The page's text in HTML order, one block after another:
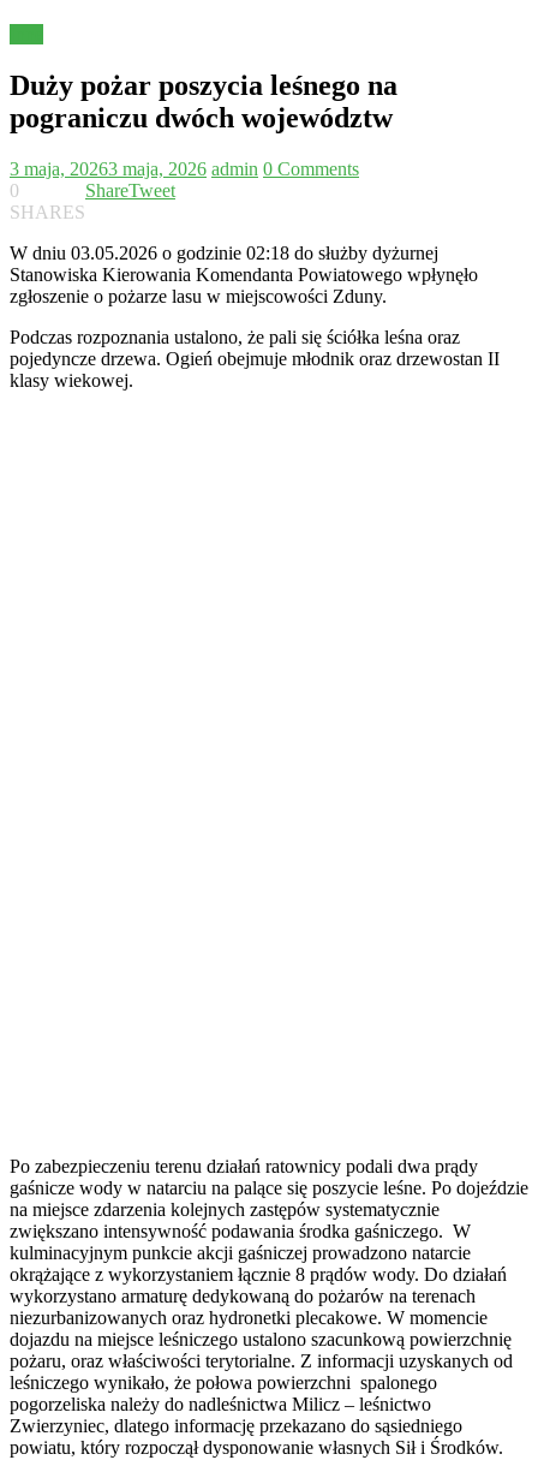
Duży pożar poszycia leśnego na
pograniczu dwóch województw
3 maja, 20263 maja, 2026 admin 0 Comments
0
SHARES
ShareTweet
W dniu 03.05.2026 o godzinie 02:18 do służby dyżurnej
Stanowiska Kierowania Komendanta Powiatowego wpłynęło
zgłoszenie o pożarze lasu w miejscowości Zduny.
Podczas rozpoznania ustalono, że pali się ściółka leśna oraz
pojedyncze drzewa. Ogień obejmuje młodnik oraz drzewostan II
klasy wiekowej.
Po zabezpieczeniu terenu działań ratownicy podali dwa prądy
gaśnicze wody w natarciu na palące się poszycie leśne. Po dojeździe
na miejsce zdarzenia kolejnych zastępów systematycznie
zwiększano intensywność podawania środka gaśniczego. W
kulminacyjnym punkcie akcji gaśniczej prowadzono natarcie
okrążające z wykorzystaniem łącznie 8 prądów wody. Do działań
wykorzystano armaturę dedykowaną do pożarów na terenach
niezurbanizowanych oraz hydronetki plecakowe. W momencie
dojazdu na miejsce leśniczego ustalono szacunkową powierzchnię
pożaru, oraz właściwości terytorialne. Z informacji uzyskanych od
leśniczego wynikało, że połowa powierzchni spalonego
pogorzeliska należy do nadleśnictwa Milicz – leśnictwo
Zwierzyniec, dlatego informację przekazano do sąsiedniego
powiatu, który rozpoczął dysponowanie własnych Sił i Środków.